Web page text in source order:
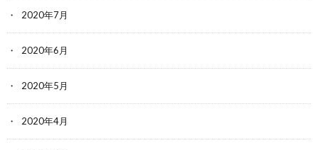
2020年7月
2020年6月
2020年5月
2020年4月